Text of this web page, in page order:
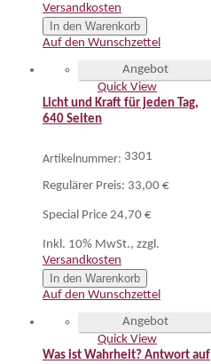
Versandkosten
In den Warenkorb
Auf den Wunschzettel
Angebot
Quick View
Licht und Kraft für jeden Tag,
640 Seiten
Artikelnummer: 3301
Regulärer Preis: 33,00 €
Special Price 24,70 €
Inkl. 10% MwSt., zzgl.
Versandkosten
In den Warenkorb
Auf den Wunschzettel
Angebot
Quick View
Was ist Wahrheit? Antwort auf